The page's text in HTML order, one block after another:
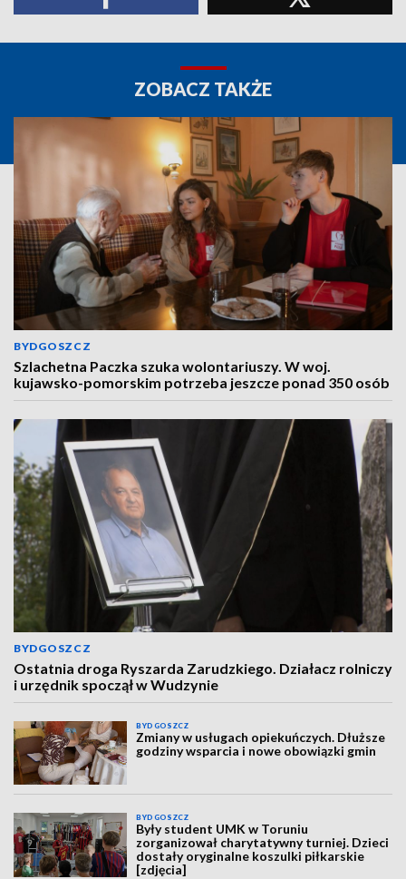
ZOBACZ TAKŻE
BYDGOSZCZ
Szlachetna Paczka szuka wolontariuszy. W woj.
kujawsko-pomorskim potrzeba jeszcze ponad 350 osób
BYDGOSZCZ
Ostatnia droga Ryszarda Zarudzkiego. Działacz rolniczy
i urzędnik spoczął w Wudzynie
BYDGOSZCZ
Zmiany w usługach opiekuńczych. Dłuższe
godziny wsparcia i nowe obowiązki gmin
BYDGOSZCZ
Były student UMK w Toruniu
zorganizował charytatywny turniej. Dzieci
dostały oryginalne koszulki piłkarskie
[zdjęcia]